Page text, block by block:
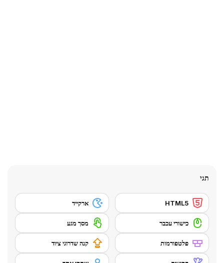
תגי
HTML5 ארקייד
כישורי עכבר מסך מגע
פלטפורמות קנה שדרוגי ציוד